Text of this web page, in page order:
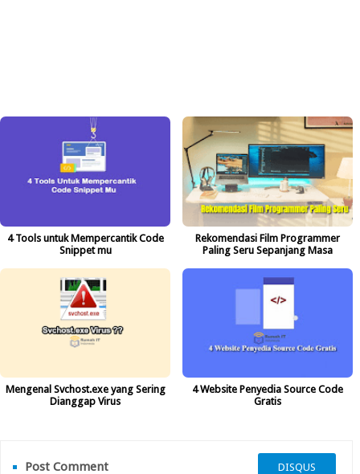
4 Tools untuk Mempercantik Code
Snippet mu
Rekomendasi Film Programmer
Paling Seru Sepanjang Masa
Mengenal Svchost.exe yang Sering
Dianggap Virus
4 Website Penyedia Source Code
Gratis
Post Comment DISQUS